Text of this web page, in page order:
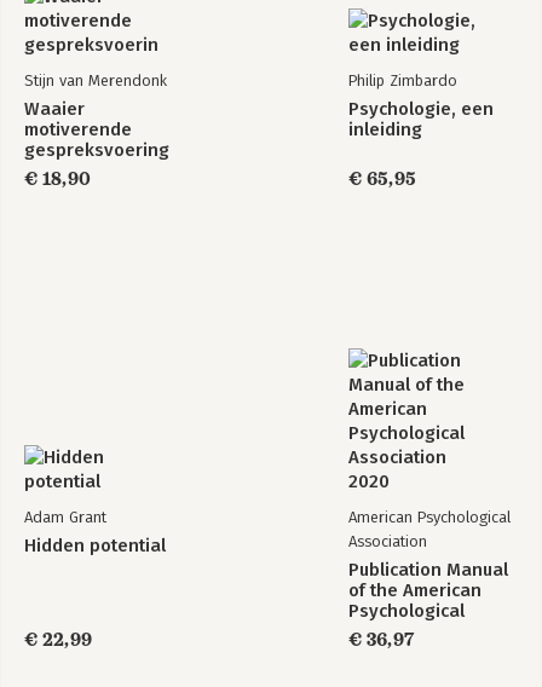
Stijn van Merendonk
Waaier
motiverende
gespreksvoering
€ 18,90
Philip Zimbardo
Psychologie, een
inleiding
€ 65,95
Adam Grant
Hidden potential
€ 22,99
American Psychological
Association
Publication Manual
of the American
Psychological
Association 2020
€ 36,97